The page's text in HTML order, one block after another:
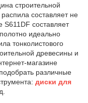
строительной
составляет не
составляет
идеально
тонколистового
древесины и
магазине
различные
диски для